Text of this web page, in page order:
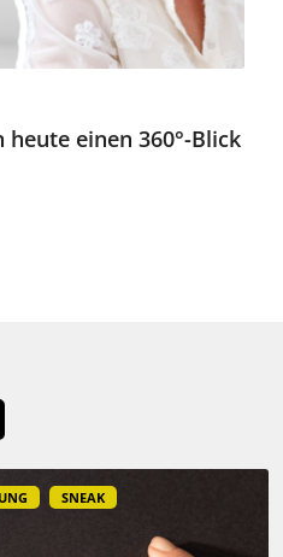
einen 360°-Blick
SNEAK